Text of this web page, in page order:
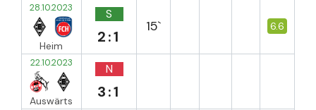
28.10.2023
Heim
S
2:1
15` 6.6
22.10.2023
Auswärts
N
3:1